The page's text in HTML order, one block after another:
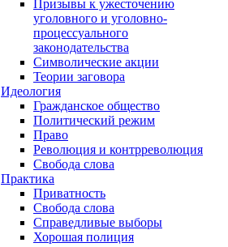
Призывы к ужесточению
уголовного и уголовно-
процессуального
законодательства
Символические акции
Теории заговора
Идеология
Гражданское общество
Политический режим
Право
Революция и контрреволюция
Свобода слова
Практика
Приватность
Свобода слова
Справедливые выборы
Хорошая полиция